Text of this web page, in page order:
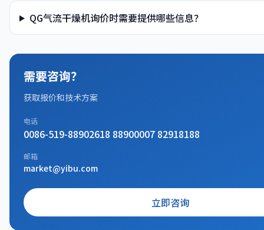
QG气流干燥机询价时需要提供哪些信息？
需要咨询？
获取报价和技术方案
电话
0086-519-88902618 88900007 82918188
邮箱
market@yibu.com
立即咨询